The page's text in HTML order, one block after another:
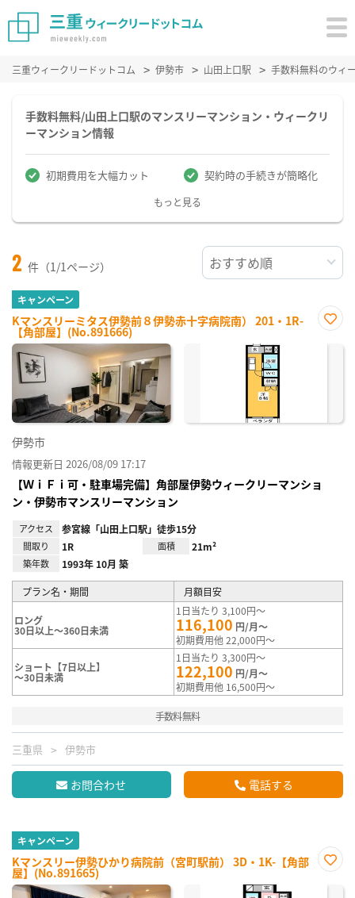
三重ウィークリードットコム 伊勢市 山田上口駅 手数料無料のウィ
手数料無料/山田上口駅のマンスリーマンション・ウィークリ
ーマンション情報
初期費用を大幅カット 契約時の手続きが簡略化
もっと見る
2 件（1/1ページ）
キャンペーン
Kマンスリーミタス伊勢前８伊勢赤十字病院南） 201・1R-
【角部屋】(No.891666)
に入
伊勢市
情報更新日 2026/08/09 17:17
【ＷｉＦｉ可・駐車場完備】角部屋伊勢ウィークリーマンショ
ン・伊勢市マンスリーマンション
アクセス 参宮線「山田上口駅」徒歩15分
間取り 1R 面積 21m²
築年数 1993年 10月 築
プラン名・期間 月額目安
ロング
30日以上～360日未満
1日当たり 3,100円～
116,100 円/月～
初期費用他 22,000円～
ショート【7日以上】
～30日未満
1日当たり 3,300円～
122,100 円/月～
初期費用他 16,500円～
手数料無料
三重県 伊勢市
お問合わせ 電話する
キャンペーン
Kマンスリー伊勢ひかり病院前（宮町駅前） 3D・1K-【角部
屋】(No.891665)
に入